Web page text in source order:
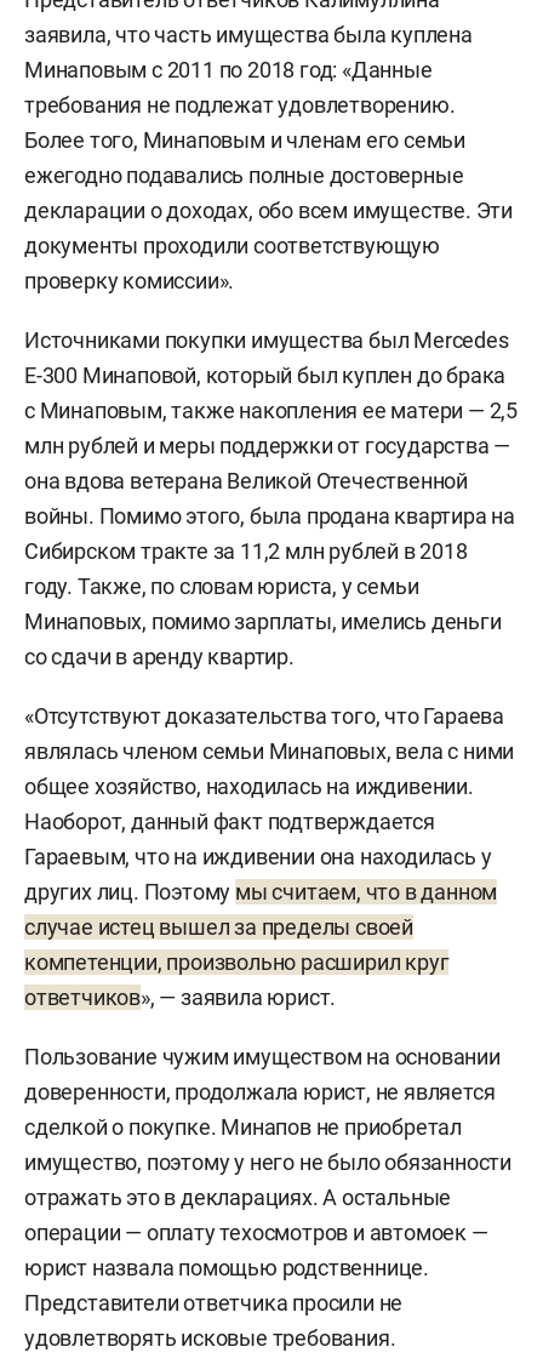
заявила, что часть имущества была куплена
Минаповым с 2011 по 2018 год: «Данные
требования не подлежат удовлетворению.
Более того, Минаповым и членам его семьи
ежегодно подавались полные достоверные
декларации о доходах, обо всем имуществе. Эти
документы проходили соответствующую
проверку комиссии».
Источниками покупки имущества был Mercedes
E-300 Минаповой, который был куплен до брака
с Минаповым, также накопления ее матери — 2,5
млн рублей и меры поддержки от государства —
она вдова ветерана Великой Отечественной
войны. Помимо этого, была продана квартира на
Сибирском тракте за 11,2 млн рублей в 2018
году. Также, по словам юриста, у семьи
Минаповых, помимо зарплаты, имелись деньги
со сдачи в аренду квартир.
«Отсутствуют доказательства того, что Гараева
являлась членом семьи Минаповых, вела с ними
общее хозяйство, находилась на иждивении.
Наоборот, данный факт подтверждается
Гараевым, что на иждивении она находилась у
других лиц. Поэтому мы считаем, что в данном
случае истец вышел за пределы своей
компетенции, произвольно расширил круг
ответчиков», — заявила юрист.
Пользование чужим имуществом на основании
доверенности, продолжала юрист, не является
сделкой о покупке. Минапов не приобретал
имущество, поэтому у него не было обязанности
отражать это в декларациях. А остальные
операции — оплату техосмотров и автомоек —
юрист назвала помощью родственнице.
Представители ответчика просили не
удовлетворять исковые требования.